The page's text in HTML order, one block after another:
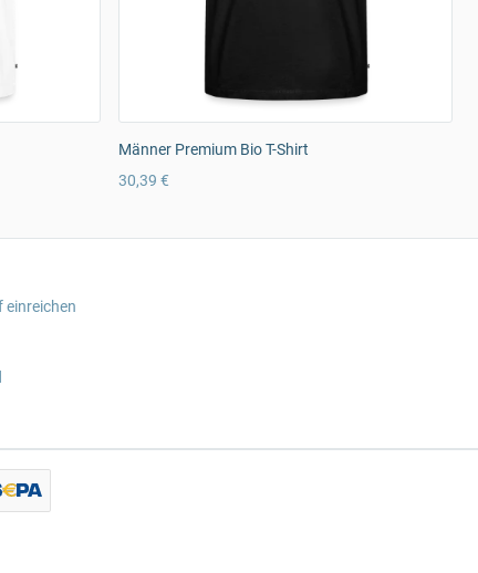
Männer Premium Bio T-Shirt
30,39 €
einreichen